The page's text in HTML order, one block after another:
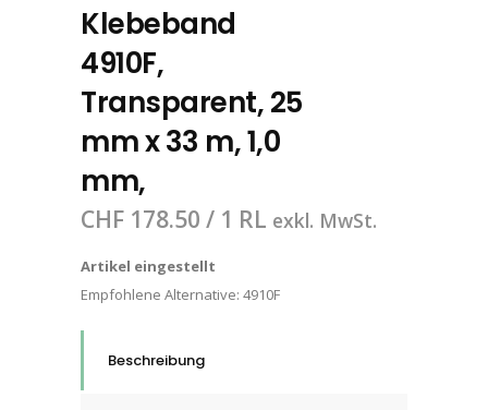
Klebeband
4910F,
Transparent, 25
mm x 33 m, 1,0
mm,
CHF 178.50 / 1 RL exkl. MwSt.
Artikel eingestellt
Empfohlene Alternative: 4910F
Beschreibung